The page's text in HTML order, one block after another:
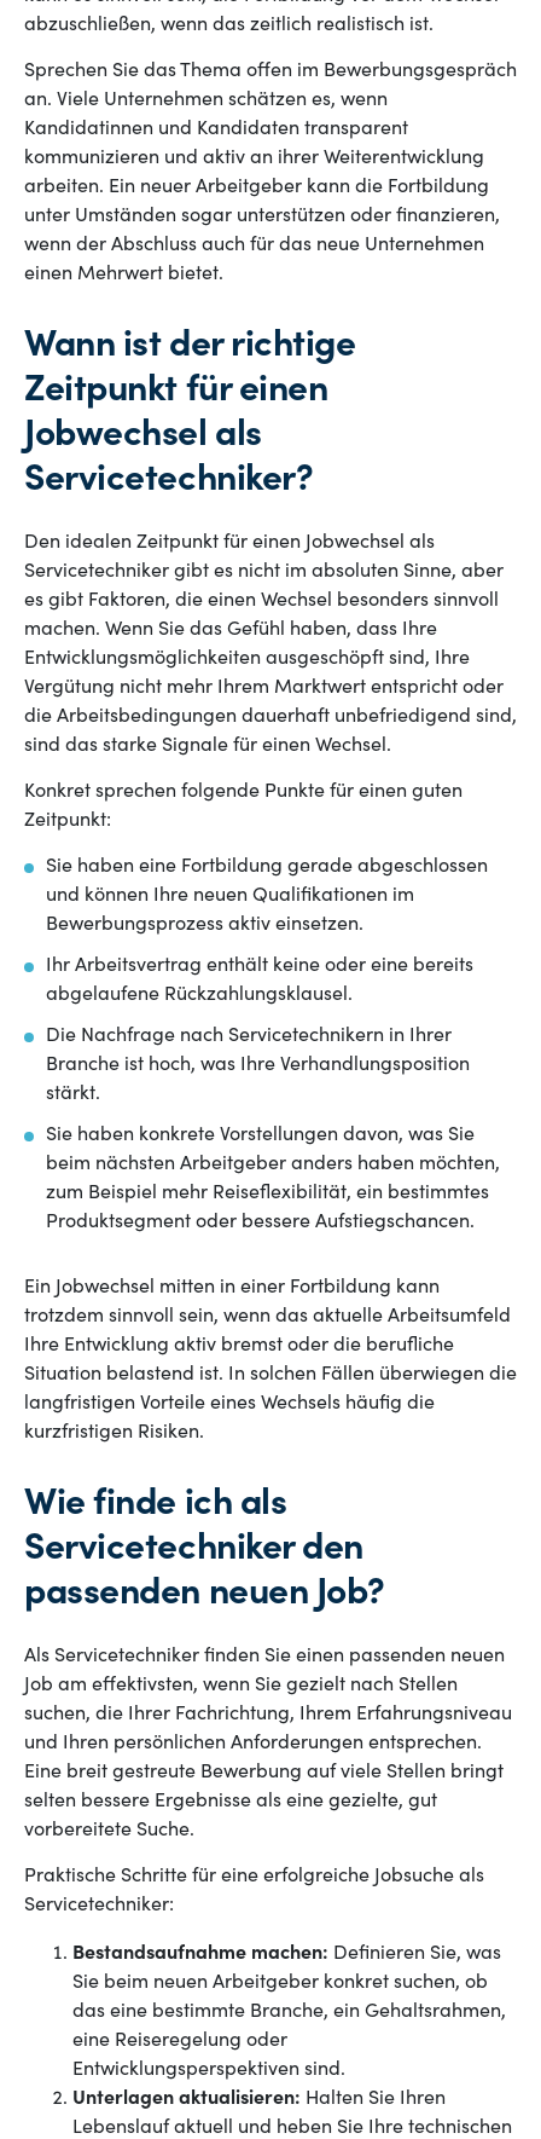
abzuschließen, wenn das zeitlich realistisch ist.
Sprechen Sie das Thema offen im Bewerbungsgespräch
an. Viele Unternehmen schätzen es, wenn
Kandidatinnen und Kandidaten transparent
kommunizieren und aktiv an ihrer Weiterentwicklung
arbeiten. Ein neuer Arbeitgeber kann die Fortbildung
unter Umständen sogar unterstützen oder finanzieren,
wenn der Abschluss auch für das neue Unternehmen
einen Mehrwert bietet.
Wann ist der richtige
Zeitpunkt für einen
Jobwechsel als
Servicetechniker?
Den idealen Zeitpunkt für einen Jobwechsel als
Servicetechniker gibt es nicht im absoluten Sinne, aber
es gibt Faktoren, die einen Wechsel besonders sinnvoll
machen. Wenn Sie das Gefühl haben, dass Ihre
Entwicklungsmöglichkeiten ausgeschöpft sind, Ihre
Vergütung nicht mehr Ihrem Marktwert entspricht oder
die Arbeitsbedingungen dauerhaft unbefriedigend sind,
sind das starke Signale für einen Wechsel.
Konkret sprechen folgende Punkte für einen guten
Zeitpunkt:
Sie haben eine Fortbildung gerade abgeschlossen
und können Ihre neuen Qualifikationen im
Bewerbungsprozess aktiv einsetzen.
Ihr Arbeitsvertrag enthält keine oder eine bereits
abgelaufene Rückzahlungsklausel.
Die Nachfrage nach Servicetechnikern in Ihrer
Branche ist hoch, was Ihre Verhandlungsposition
stärkt.
Sie haben konkrete Vorstellungen davon, was Sie
beim nächsten Arbeitgeber anders haben möchten,
zum Beispiel mehr Reiseflexibilität, ein bestimmtes
Produktsegment oder bessere Aufstiegschancen.
Ein Jobwechsel mitten in einer Fortbildung kann
trotzdem sinnvoll sein, wenn das aktuelle Arbeitsumfeld
Ihre Entwicklung aktiv bremst oder die berufliche
Situation belastend ist. In solchen Fällen überwiegen die
langfristigen Vorteile eines Wechsels häufig die
kurzfristigen Risiken.
Wie finde ich als
Servicetechniker den
passenden neuen Job?
Als Servicetechniker finden Sie einen passenden neuen
Job am effektivsten, wenn Sie gezielt nach Stellen
suchen, die Ihrer Fachrichtung, Ihrem Erfahrungsniveau
und Ihren persönlichen Anforderungen entsprechen.
Eine breit gestreute Bewerbung auf viele Stellen bringt
selten bessere Ergebnisse als eine gezielte, gut
vorbereitete Suche.
Praktische Schritte für eine erfolgreiche Jobsuche als
Servicetechniker:
Bestandsaufnahme machen: Definieren Sie, was
Sie beim neuen Arbeitgeber konkret suchen, ob
das eine bestimmte Branche, ein Gehaltsrahmen,
eine Reiseregelung oder
Entwicklungsperspektiven sind.
Unterlagen aktualisieren: Halten Sie Ihren
Lebenslauf aktuell und heben Sie Ihre technischen